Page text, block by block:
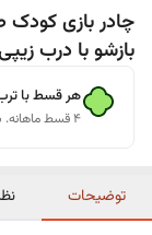
چادر بازی کودک
بازشو با درب
هر قسط با
۴ قسط ماهانه. بدون سود، چک و ضامن.
توضیحات